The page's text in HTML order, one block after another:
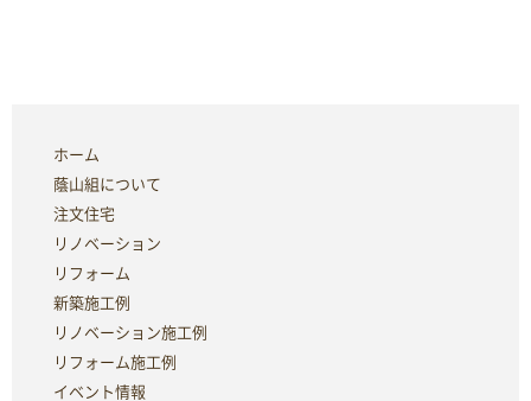
ホーム
蔭山組について
注文住宅
リノベーション
リフォーム
新築施工例
リノベーション施工例
リフォーム施工例
イベント情報